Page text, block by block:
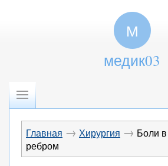
М
медик03
Главная → Хирургия → Боли
ребром